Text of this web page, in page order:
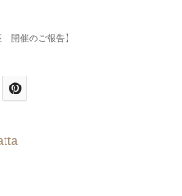
開催のご報告】